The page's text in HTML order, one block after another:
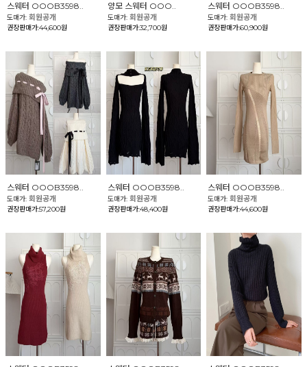
스웨터 OOOB3598..
도매가: 회원공개
권장판매가:44,600원
양모 스웨터 OOO..
도매가: 회원공개
권장판매가:32,700원
스웨터 OOOB3598..
도매가:회원공개
권장판매가:60,900원
스웨터 OOOB3598..
도매가: 회원공개
권장판매가:57,200원
스웨터 OOOB3598..
도매가: 회원공개
권장판매가:48,400원
스웨터 OOOB3598..
도매가:회원공개
권장판매가:44,600원